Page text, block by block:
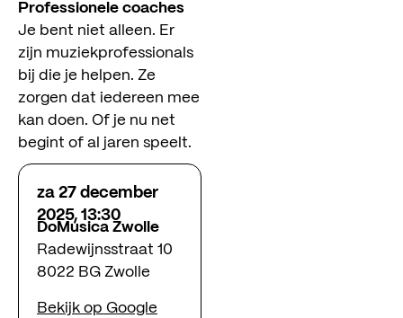
Professionele coaches
Je bent niet alleen. Er
zijn muziekprofessionals
bij die je helpen. Ze
zorgen dat iedereen mee
kan doen. Of je nu net
begint of al jaren speelt.
za 27 december
2025, 13:30
DoMusica Zwolle
Radewijnsstraat 10
8022 BG Zwolle
Bekijk op Google